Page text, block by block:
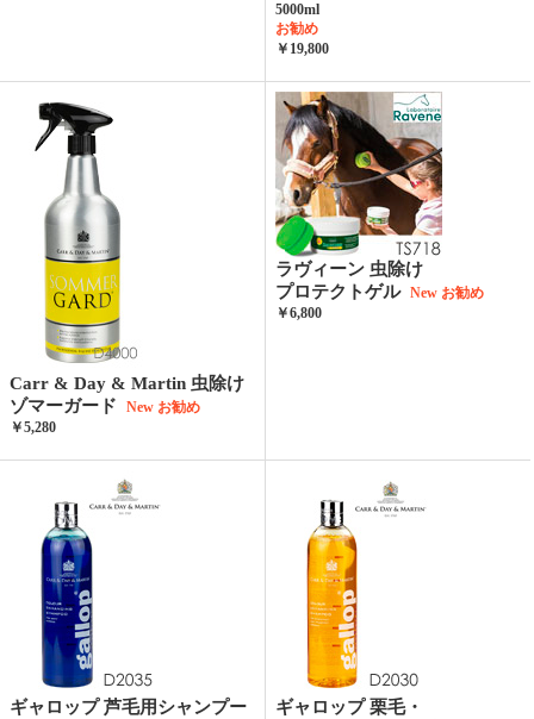
5000ml
お勧め
￥19,800
Carr & Day & Martin 虫除け
ゾマーガード
New お勧め
￥5,280
ラヴィーン 虫除け
プロテクトゲル New お勧め
￥6,800
ギャロップ 芦毛用シャンプー
ギャロップ 栗毛・